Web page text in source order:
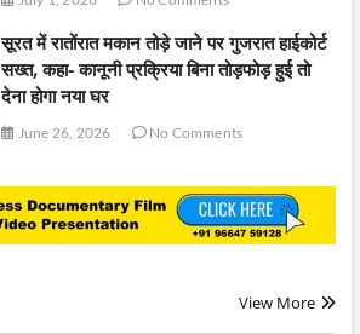
सूरत में रातोंरात मकान तोड़े जाने पर गुजरात हाईकोर्ट
सख्त, कहा- कानूनी प्रक्रिया बिना तोड़फोड़ हुई तो
देना होगा नया घर
June 26, 2026 No Comments
View More